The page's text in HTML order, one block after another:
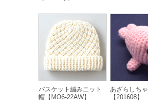
バスケット編みニット
帽【MO6-22AW】
あざらしち
【201608】